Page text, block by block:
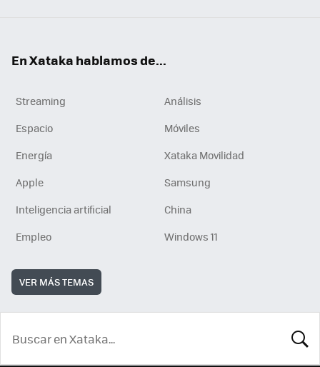
En Xataka hablamos de...
Streaming
Análisis
Espacio
Móviles
Energía
Xataka Movilidad
Apple
Samsung
Inteligencia artificial
China
Empleo
Windows 11
VER MÁS TEMAS